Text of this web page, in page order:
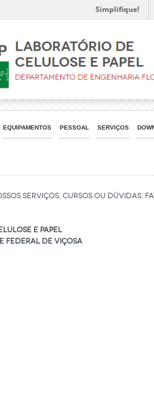
Simplifique!
EQUIPAMENTOS PESSOAL SERVIÇOS
NOSSOS SERVIÇOS, Cursos ou
e PAPEL
Federal de Viçosa